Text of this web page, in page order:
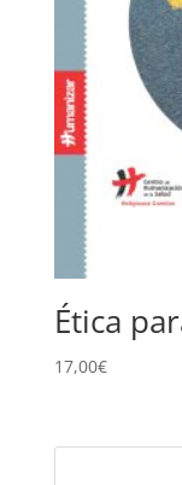
Ética
17,00€